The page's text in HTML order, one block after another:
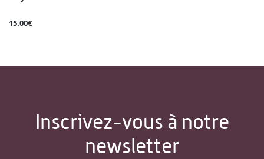
15.00€
Inscrivez-vous à notre
newsletter